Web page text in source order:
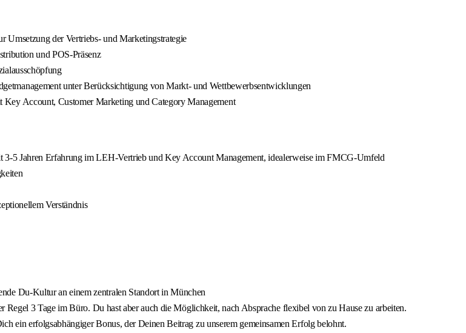
Umsetzung der Vertriebs- und Marketingstrategie
und POS-Präsenz
unter Berücksichtigung von Markt- und Wettbewerbsentwicklungen
Account, Customer Marketing und Category Management
5 Jahren Erfahrung im LEH‐Vertrieb und Key Account Management, idealerweise im FMCG-Umfeld
Verständnis
Du-Kultur an einem zentralen Standort in München
3 Tage im Büro. Du hast aber auch die Möglichkeit, nach Absprache flexibel von zu Hause zu arbeiten.
ein erfolgsabhängiger Bonus, der Deinen Beitrag zu unserem gemeinsamen Erfolg belohnt.